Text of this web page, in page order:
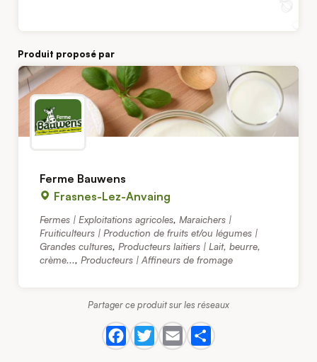
Produit proposé par
Ferme Bauwens
Frasnes-Lez-Anvaing
Fermes | Exploitations agricoles, Maraichers |
Fruiticulteurs | Production de fruits et/ou légumes |
Grandes cultures, Producteurs laitiers | Lait, beurre,
crème..., Producteurs | Affineurs de fromage
Partager ce produit sur les réseaux